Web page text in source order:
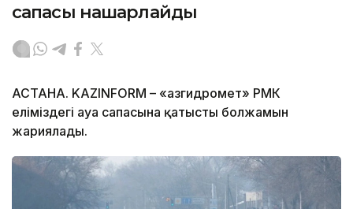
сапасы нашарлайды
АСТАНА. KAZINFORM – «Қазгидромет» РМК
еліміздегі ауа сапасына қатысты болжамын
жариялады.